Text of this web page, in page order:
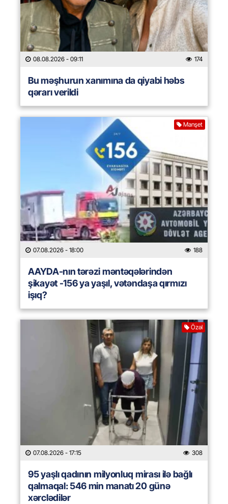
08.08.2026 - 09:11 174
Bu məşhurun xanımına da qiyabi həbs
qərarı verildi
Manşet
07.08.2026 - 18:00 188
AAYDA-nın tərəzi məntəqələrindən
şikayət -156 ya yaşıl, vətəndaşa qırmızı
işıq?
Özəl
07.08.2026 - 17:15 308
95 yaşlı qadının milyonluq mirası ilə bağlı
qalmaqal: 546 min manatı 20 günə
xərclədilər